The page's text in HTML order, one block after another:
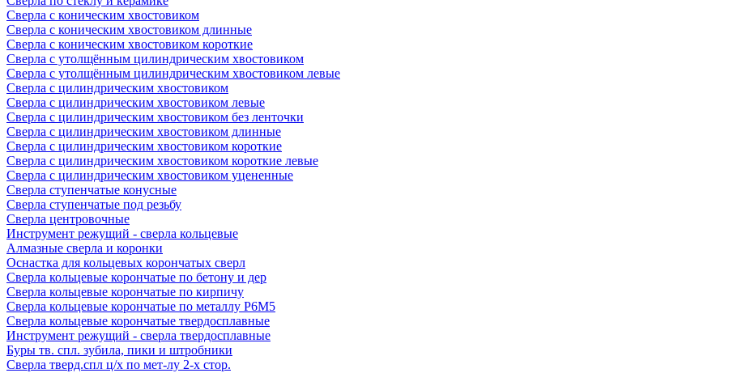
Сверла с коническим хвостовиком
Сверла с коническим хвостовиком длинные
Сверла с коническим хвостовиком короткие
Сверла с утолщённым цилиндрическим хвостовиком
Сверла с утолщённым цилиндрическим хвостовиком левые
Сверла с цилиндрическим хвостовиком
Сверла с цилиндрическим хвостовиком левые
Сверла с цилиндрическим хвостовиком без ленточки
Сверла с цилиндрическим хвостовиком длинные
Сверла с цилиндрическим хвостовиком короткие
Сверла с цилиндрическим хвостовиком короткие левые
Сверла с цилиндрическим хвостовиком уцененные
Сверла ступенчатые конусные
Сверла ступенчатые под резьбу
Сверла центровочные
Инструмент режущий - сверла кольцевые
Алмазные сверла и коронки
Оснастка для кольцевых корончатых сверл
Сверла кольцевые корончатые по бетону и дер
Сверла кольцевые корончатые по кирпичу
Сверла кольцевые корончатые по металлу Р6М5
Сверла кольцевые корончатые твердосплавные
Инструмент режущий - сверла твердосплавные
Буры тв. спл. зубила, пики и штробники
Сверла тверд.спл ц/х по мет-лу 2-х стор.